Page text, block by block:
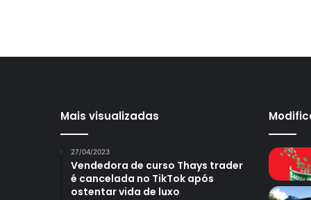
Mais visualizadas
27/04/2023
Vendedora de curso Thays trader
é cancelada no TikTok após
ostentar vida de luxo